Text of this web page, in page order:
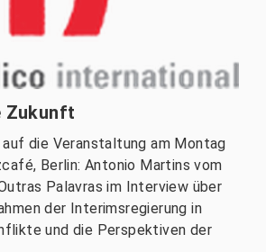
Zukunft
auf die Veranstaltung am Montag
Berlin: Antonio Martins vom
Palavras im Interview über
der Interimsregierung in
und die Perspektiven der